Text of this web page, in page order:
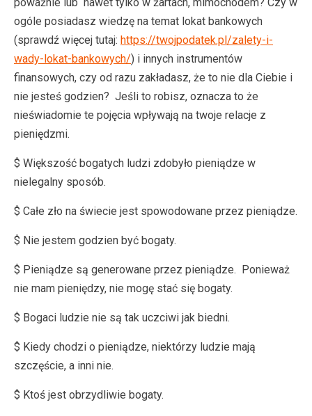
ogóle posiadasz wiedzę na temat lokat bankowych
(sprawdź więcej tutaj: https://twojpodatek.pl/zalety-i-
wady-lokat-bankowych/) i innych instrumentów
finansowych, czy od razu zakładasz, że to nie dla Ciebie i
nie jesteś godzien? Jeśli to robisz, oznacza to że ​​
nieświadomie te pojęcia wpływają na twoje relacje z
pieniędzmi.
$ Większość bogatych ludzi zdobyło pieniądze w
nielegalny sposób.
$ Całe zło na świecie jest spowodowane przez pieniądze.
$ Nie jestem godzien być bogaty.
$ Pieniądze są generowane przez pieniądze. Ponieważ
nie mam pieniędzy, nie mogę stać się bogaty.
$ Bogaci ludzie nie są tak uczciwi jak biedni.
$ Kiedy chodzi o pieniądze, niektórzy ludzie mają
szczęście, a inni nie.
$ Ktoś jest obrzydliwie bogaty.